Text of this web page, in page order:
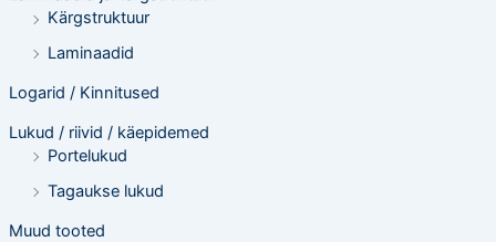
Kärgstruktuur
Laminaadid
Logarid / Kinnitused
Lukud / riivid / käepidemed
Portelukud
Tagaukse lukud
Muud tooted